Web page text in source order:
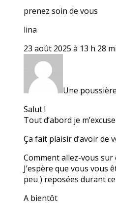
prenez soin de vous
lina
23 août 2025 à 13 h 28
Une
Salut !
Tout d’abord je
Ça fait plaisir d’avoir de
Comment allez-vous sur
J’espère que vous vous
peu ) reposées durant
A bientôt